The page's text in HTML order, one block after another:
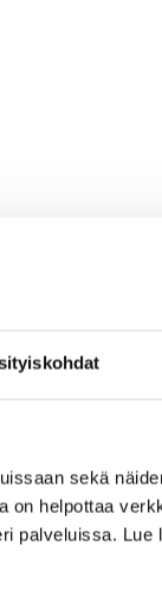
sekä
helpottaa
palveluissa. Lue